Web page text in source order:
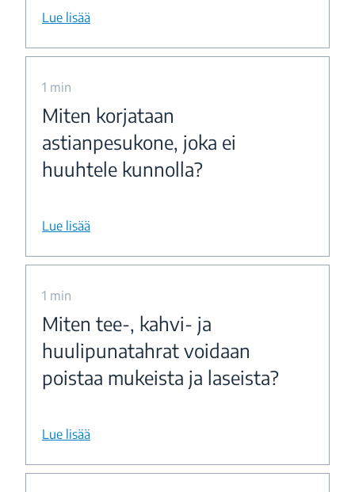
Lue lisää
1 min
Miten korjataan
astianpesukone, joka ei
huuhtele kunnolla?
Lue lisää
1 min
Miten tee-, kahvi- ja
huulipunatahrat voidaan
poistaa mukeista ja laseista?
Lue lisää